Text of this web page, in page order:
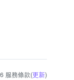
服務條款(更新)